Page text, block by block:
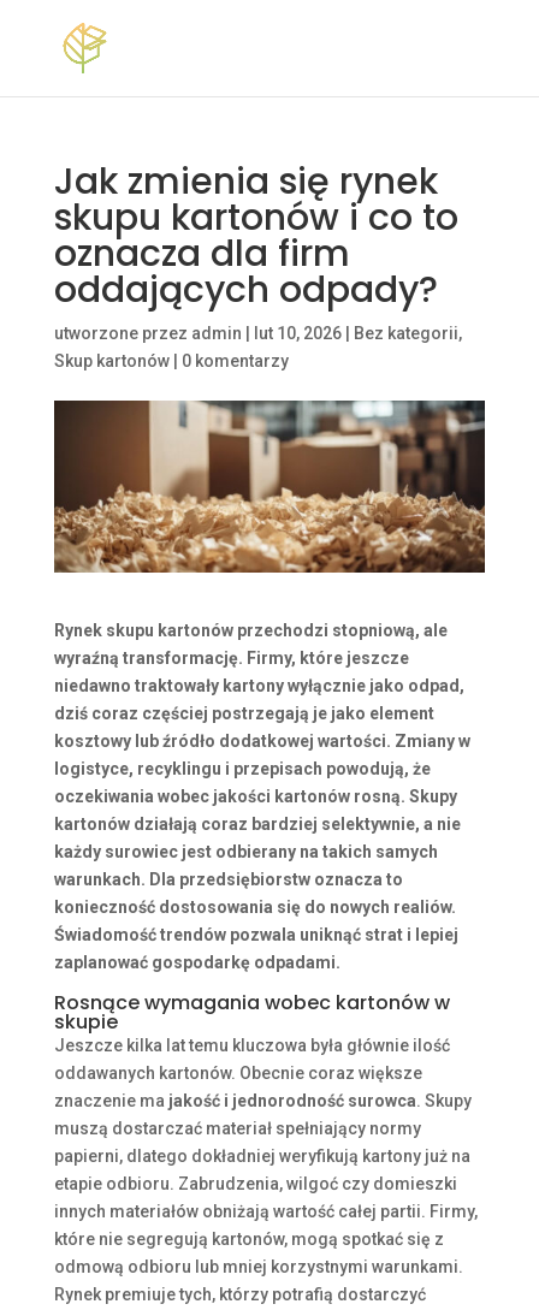
Jak zmienia się rynek
skupu kartonów i co to
oznacza dla firm
oddających odpady?
utworzone przez admin lut 10, 2026| Bez kategorii,
Skup kartonów| 0 komentarzy
Rynek skupu kartonów przechodzi stopniową, ale
wyraźną transformację. Firmy, które jeszcze
niedawno traktowały kartony wyłącznie jako odpad,
dziś coraz częściej postrzegają je jako element
kosztowy lub źródło dodatkowej wartości. Zmiany w
logistyce, recyklingu i przepisach powodują, że
oczekiwania wobec jakości kartonów rosną. Skupy
kartonów działają coraz bardziej selektywnie, a nie
każdy surowiec jest odbierany na takich samych
warunkach. Dla przedsiębiorstw oznacza to
konieczność dostosowania się do nowych realiów.
Świadomość trendów pozwala uniknąć strat i lepiej
zaplanować gospodarkę odpadami.
Rosnące wymagania wobec kartonów w
skupie
Jeszcze kilka lat temu kluczowa była głównie ilość
oddawanych kartonów. Obecnie coraz większe
znaczenie ma jakość i jednorodność surowca. Skupy
muszą dostarczać materiał spełniający normy
papierni, dlatego dokładniej weryfikują kartony już na
etapie odbioru. Zabrudzenia, wilgoć czy domieszki
innych materiałów obniżają wartość całej partii. Firmy,
które nie segregują kartonów, mogą spotkać się z
odmową odbioru lub mniej korzystnymi warunkami.
Rynek premiuje tych, którzy potrafią dostarczyć